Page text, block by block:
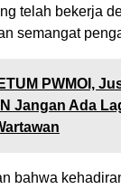
telah bekerja
semangat
PWMOI,
Jangan Ada
bahwa